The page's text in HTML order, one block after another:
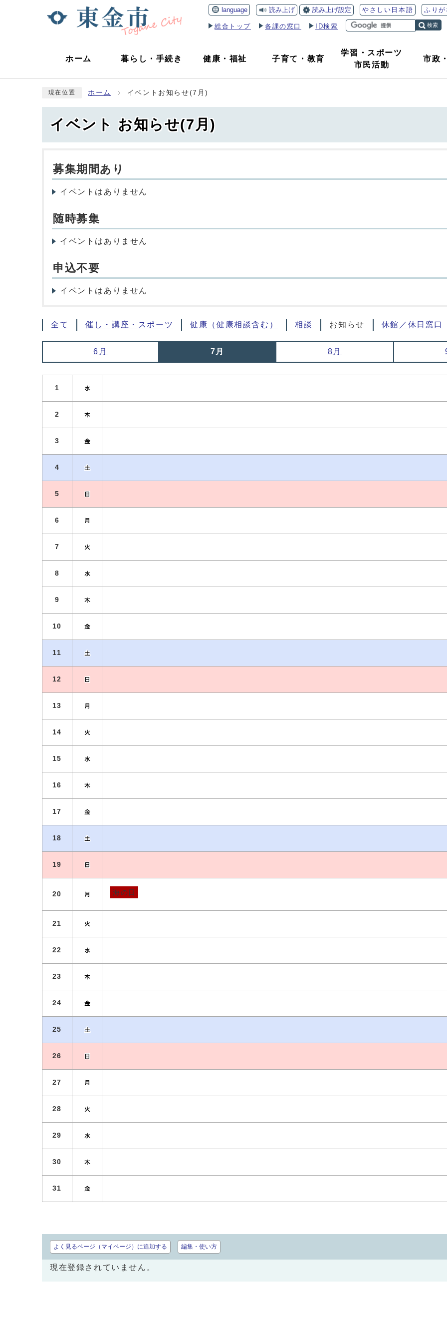
language 読み上げ 読み上げ設定 やさしい日本語 ふりが
総合トップ 各課の窓口 ID検索 検索
ホーム 暮らし ・ 手続き 健康 ・福祉 子育て ・ 教育
学習・スポーツ
市民活動
市政 ・
現在位置 ホーム イベントお知らせ(7月)
イベント お知らせ(7月)
募集期間あり
イベントはありません
随時募集
イベントはありません
申込不要
イベントはありません
全て 催し・講座・スポーツ 健康（健康相談含む） 相談 お知らせ 休館／休日窓口
6月 7月 8月
1
2
3
4
5
6
7
8
9
10
11
12
13
14
15
16
17
18
19
20 海の日
21
22
23
24
25
26
27
28
29
30
31
よく見るページ（マイページ）に追加する 編集・使い方
現在登録されていません。